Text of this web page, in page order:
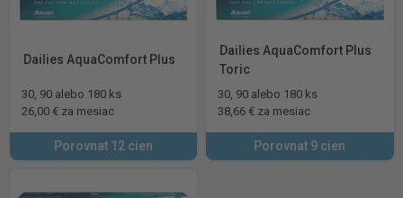
Dailies AquaComfort Plus
30, 90 alebo 180 ks
26,00 € za mesiac
Porovnat 12 cien
Dailies AquaComfort Plus
Toric
30, 90 alebo 180 ks
38,66 € za mesiac
Porovnat 9 cien